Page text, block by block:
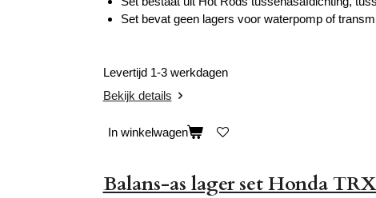
Set bevat geen lagers voor waterpomp of
Levertijd 1-3 werkdagen
Bekijk details
In winkelwagen
Balans-as lager set Honda